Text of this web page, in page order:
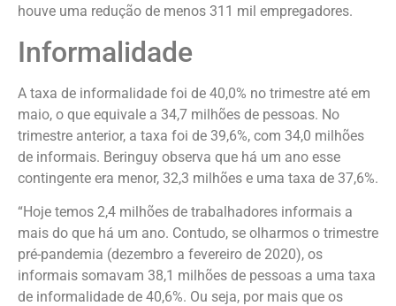
houve uma redução de menos 311 mil empregadores.
Informalidade
A taxa de informalidade foi de 40,0% no trimestre até em
maio, o que equivale a 34,7 milhões de pessoas. No
trimestre anterior, a taxa foi de 39,6%, com 34,0 milhões
de informais. Beringuy observa que há um ano esse
contingente era menor, 32,3 milhões e uma taxa de 37,6%.
“Hoje temos 2,4 milhões de trabalhadores informais a
mais do que há um ano. Contudo, se olharmos o trimestre
pré-pandemia (dezembro a fevereiro de 2020), os
informais somavam 38,1 milhões de pessoas a uma taxa
de informalidade de 40,6%. Ou seja, por mais que os